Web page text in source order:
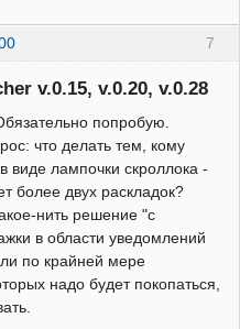
7
v.0.15, v.0.20, v.0.28
попробую.
что делать тем, кому
виде лампочки скроллока -
более двух раскладок?
нить решение "с
в области уведомлений
по крайней мере
надо будет покопаться,